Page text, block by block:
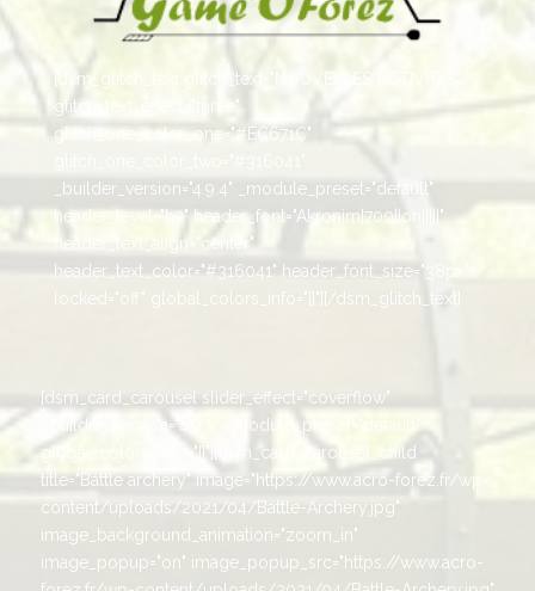
[dsm_glitch_text glitch_text="NOUVELLES ACTIVITéS"
glitch_text_effect="three"
glitch_one_color_one="#EC671C"
_builder_version="4.9.4" _module_preset="default"
header_level="h2" header_font="Akronim|700||on|||||"
header_text_align="center"
header_text_color="#316041" header_font_size="38px"
locked="off" global_colors_info="{}"][/dsm_glitch_text]
[dsm_card_carousel slider_effect="coverflow"
_builder_version="4.9.3" _module_preset="default"
global_colors_info="{}"][dsm_card_carousel_child
title="Battle archery" image="https://www.acro-forez.fr/wp-
content/uploads/2021/04/Battle-Archery.jpg"
image_background_animation="zoom_in"
image_popup="on" image_popup_src="https://www.acro-